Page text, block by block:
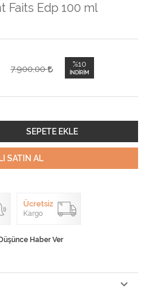
Faits Edp 100 ml
7.900,00 %10
İNDIRIM
SEPETE EKLE
SATIN AL
Ücretsiz
Kargo
Haber Ver